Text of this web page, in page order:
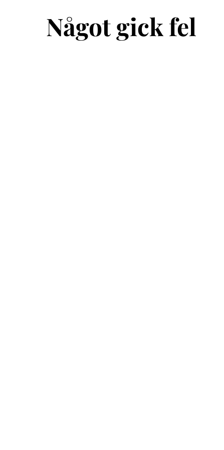
Något gick fel